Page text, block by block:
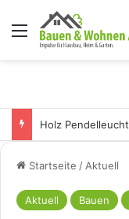
Menü
Startseite / Aktuell
Aktuell Bauen